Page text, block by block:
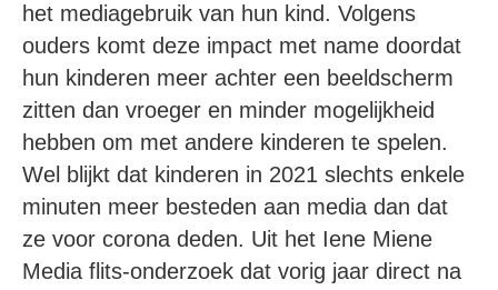
het mediagebruik van hun kind. Volgens
ouders komt deze impact met name doordat
hun kinderen meer achter een beeldscherm
zitten dan vroeger en minder mogelijkheid
hebben om met andere kinderen te spelen.
Wel blijkt dat kinderen in 2021 slechts enkele
minuten meer besteden aan media dan dat
ze voor corona deden. Uit het Iene Miene
Media flits-onderzoek dat vorig jaar direct na